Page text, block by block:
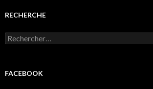
RECHERCHE
Rechercher :
FACEBOOK